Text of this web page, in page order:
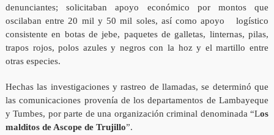
denunciantes; solicitaban apoyo económico por montos que
oscilaban entre 20 mil y 50 mil soles, así como apoyo logístico
consistente en botas de jebe, paquetes de galletas, linternas, pilas,
trapos rojos, polos azules y negros con la hoz y el martillo entre
otras especies.
Hechas las investigaciones y rastreo de llamadas, se determinó que
las comunicaciones provenía de los departamentos de Lambayeque
y Tumbes, por parte de una organización criminal denominada “Los
malditos de Ascope de Trujillo”.